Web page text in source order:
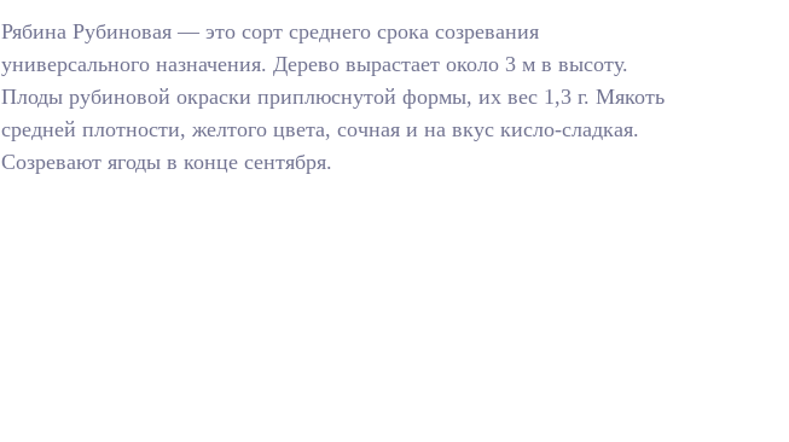
Рябина Рубиновая — это сорт среднего срока созревания
универсального назначения. Дерево вырастает около 3 м в высоту.
Плоды рубиновой окраски приплюснутой формы, их вес 1,3 г. Мякоть
средней плотности, желтого цвета, сочная и на вкус кисло-сладкая.
Созревают ягоды в конце сентября.